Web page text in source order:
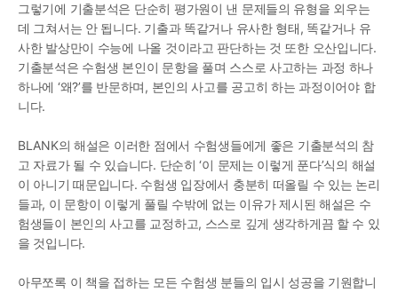
그렇기에 기출분석은 단순히 평가원이 낸 문제들의 유형을 외우는
데 그쳐서는 안 됩니다. 기출과 똑같거나 유사한 형태, 똑같거나 유
사한 발상만이 수능에 나올 것이라고 판단하는 것 또한 오산입니다.
기출분석은 수험생 본인이 문항을 풀며 스스로 사고하는 과정 하나
하나에 ‘왜?’를 반문하며, 본인의 사고를 공고히 하는 과정이어야 합
니다.
BLANK의 해설은 이러한 점에서 수험생들에게 좋은 기출분석의 참
고 자료가 될 수 있습니다. 단순히 ‘이 문제는 이렇게 푼다’식의 해설
이 아니기 때문입니다. 수험생 입장에서 충분히 떠올릴 수 있는 논리
들과, 이 문항이 이렇게 풀릴 수밖에 없는 이유가 제시된 해설은 수
험생들이 본인의 사고를 교정하고, 스스로 깊게 생각하게끔 할 수 있
을 것입니다.
아무쪼록 이 책을 접하는 모든 수험생 분들의 입시 성공을 기원합니